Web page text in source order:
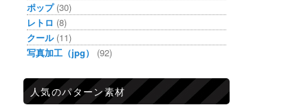
ポップ(30)
レトロ (8)
クール(11)
写真加工（jpg）
(92)
人気のパターン素材